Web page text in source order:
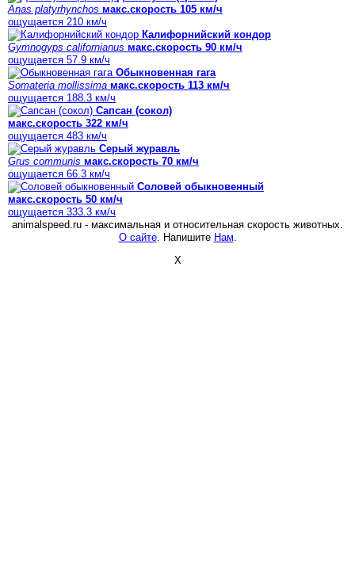
Anas platyrhynchos макс.скорость 105 км/ч
ощущается 210 км/ч
Калифорнийский кондор
Gymnogyps californianus макс.скорость 90 км/ч
ощущается 57.9 км/ч
Обыкновенная гага
Somateria mollissima макс.скорость 113 км/ч
ощущается 188.3 км/ч
Сапсан (сокол)
макс.скорость 322 км/ч
ощущается 483 км/ч
Серый журавль
Grus communis макс.скорость 70 км/ч
ощущается 66.3 км/ч
Соловей обыкновенный
макс.скорость 50 км/ч
ощущается 333.3 км/ч
animalspeed.ru - максимальная и относительная скорость животных.
О сайте. Напишите Нам.
X